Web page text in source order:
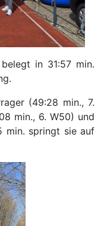
in 31:57 min.
(49:28 min., 7.
min., 6. W50) und
min. springt sie auf